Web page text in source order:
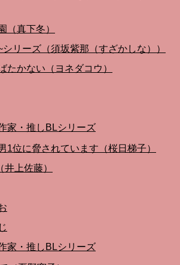
（真下冬）
リーズ（須坂紫那（すざかしな））
たかない（ヨネダコウ）
家・推しBLシリーズ
1位に脅されています（桜日梯子）
上佐藤）
家・推しBLシリーズ